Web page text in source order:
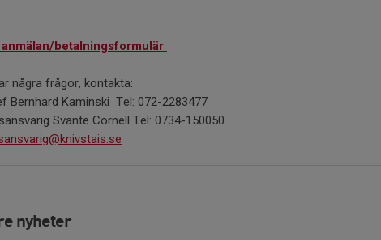
betalningsformulär
några frågor, kontakta:
Bernhard Kaminski Tel: 072-2283477
Svante Cornell Tel: 0734-150050
nyheter